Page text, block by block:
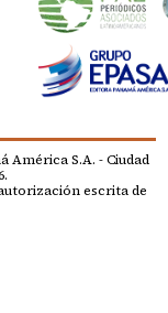
América S.A. - Ciudad
escrita de